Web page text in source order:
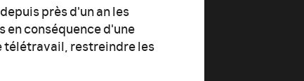
près d'un an les
en conséquence d'une
télétravail, restreindre les